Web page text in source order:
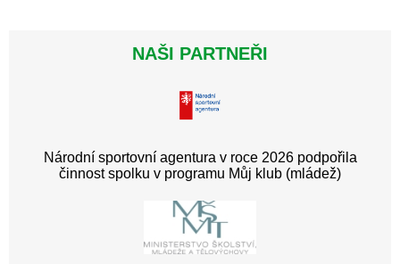
NAŠI PARTNEŘI
Národní sportovní agentura v roce 2026 podpořila
činnost spolku v programu Můj klub (mládež)